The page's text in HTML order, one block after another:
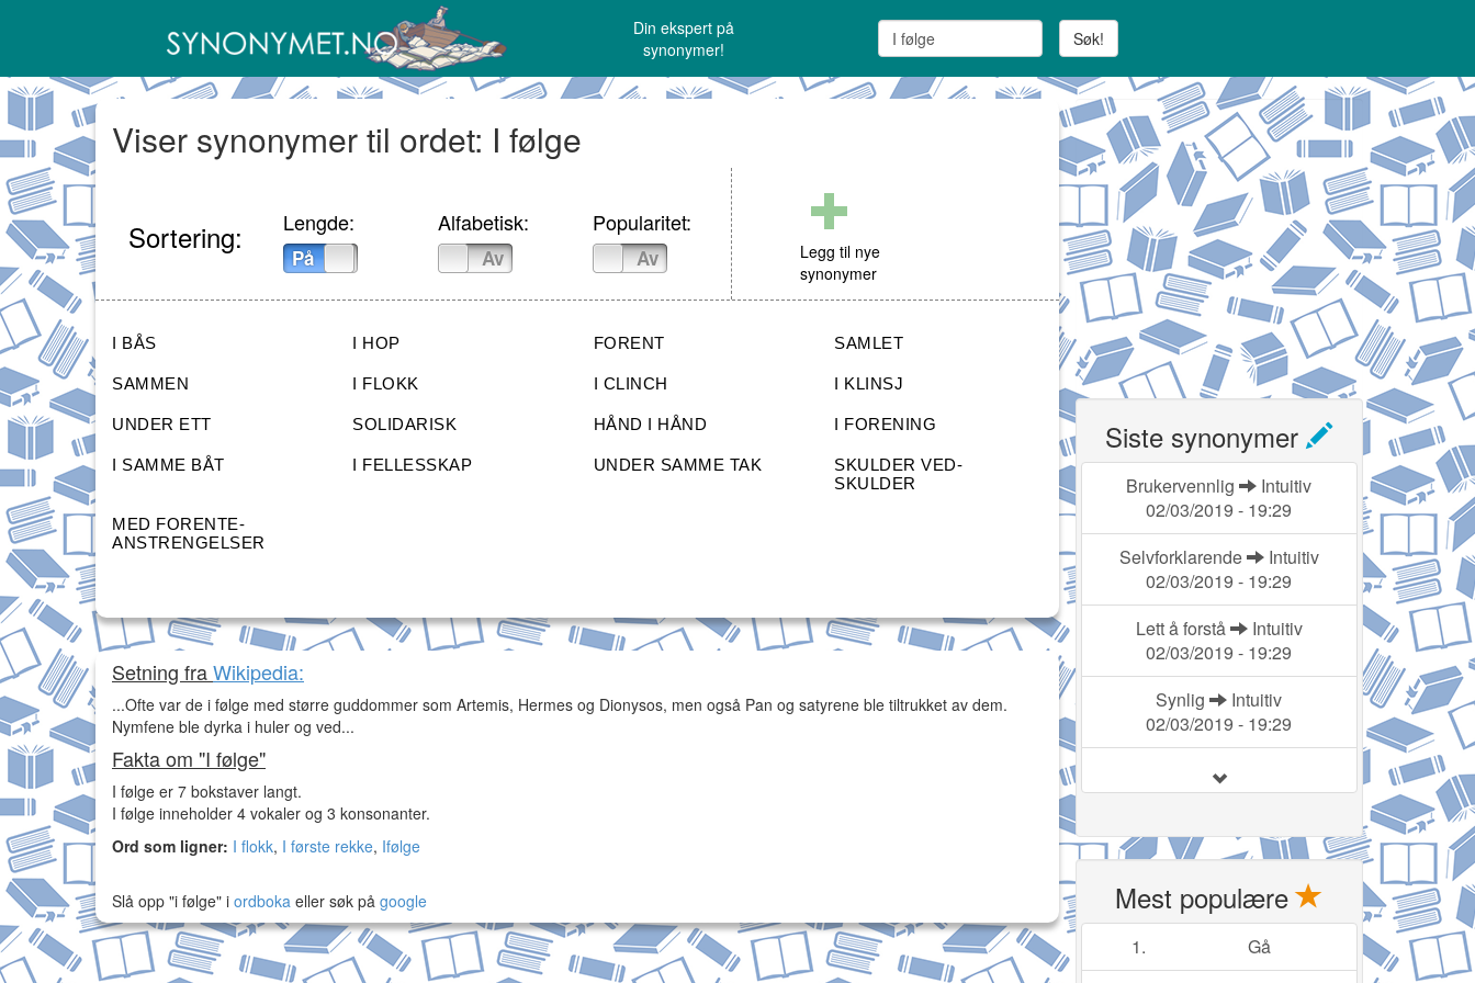
Din ekspert på
synonymer!
Søk!
Viser synonymer til ordet: I følge
Sortering: Lengde:
På
Alfabetisk:
Av
Popularitet:
Av
Legg til nye
synonymer
I BÅS I HOP FORENT SAMLET
SAMMEN I FLOKK I CLINCH I KLINSJ
UNDER ETT SOLIDARISK HÅND I HÅND I FORENING
I SAMME BÅT I FELLESSKAP UNDER SAMME TAK
SKULDER VED-
SKULDER
MED FORENTE-
ANSTRENGELSER
Setning fraWikipedia:
...Ofte var de i følge med større guddommer som Artemis, Hermes og Dionysos, men også Pan og satyrene ble tiltrukket av dem.
Nymfene ble dyrka i huler og ved...
Fakta om "I følge"
I følge er 7 bokstaver langt.
I følge inneholder 4 vokaler og 3 konsonanter.
Ord som ligner: I flokk, I første rekke, Ifølge
Slå opp "i følge" i ordboka eller søk på google
Siste synonymer
Brukervennlig
Intuitiv
02/03/2019 - 19:29
Selvforklarende
Intuitiv
02/03/2019 - 19:29
Lett å forstå
Intuitiv
02/03/2019 - 19:29
Synlig
Intuitiv
02/03/2019 - 19:29
Mest populære
1.
Gå